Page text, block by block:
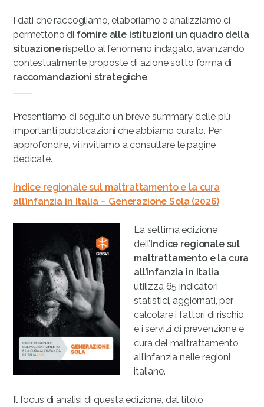
I dati che raccogliamo, elaboriamo e analizziamo ci
permettono di fornire alle istituzioni un quadro della
situazionerispetto al fenomeno indagato, avanzando
contestualmente proposte di azione sotto forma di
raccomandazioni strategiche.
Presentiamo di seguito un breve summary delle più
importanti pubblicazioni che abbiamo curato. Per
approfondire, vi invitiamo a consultare le pagine
dedicate.
Indice regionale sul maltrattamento e la cura
all’infanzia in Italia – Generazione Sola (2026)
La settima edizione
dell’Indice regionale sul
maltrattamentoe la cura
all’infanzia in Italia
utilizza 65 indicatori
statistici, aggiornati, per
calcolare i fattori di rischio
e i servizi di prevenzione e
cura del maltrattamento
all’infanzia nelle regioni
italiane.
Il focus di analisi di questa edizione, dal titolo